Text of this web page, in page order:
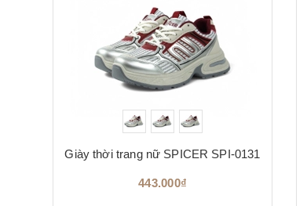
Giày thời trang nữ SPICER SPI-0131
443.000₫